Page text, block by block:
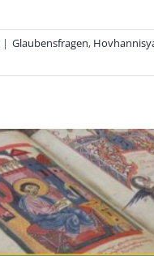
| Glaubensfragen,